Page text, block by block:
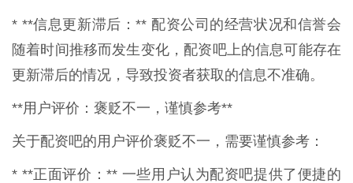
* **信息更新滞后：** 配资公司的经营状况和信誉会
随着时间推移而发生变化，配资吧上的信息可能存在
更新滞后的情况，导致投资者获取的信息不准确。
**用户评价：褒贬不一，谨慎参考**
关于配资吧的用户评价褒贬不一，需要谨慎参考：
* **正面评价：** 一些用户认为配资吧提供了便捷的